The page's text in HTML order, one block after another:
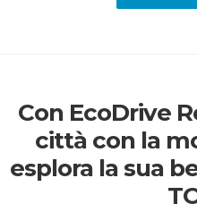
Con EcoDrive
città con la
esplora la sua